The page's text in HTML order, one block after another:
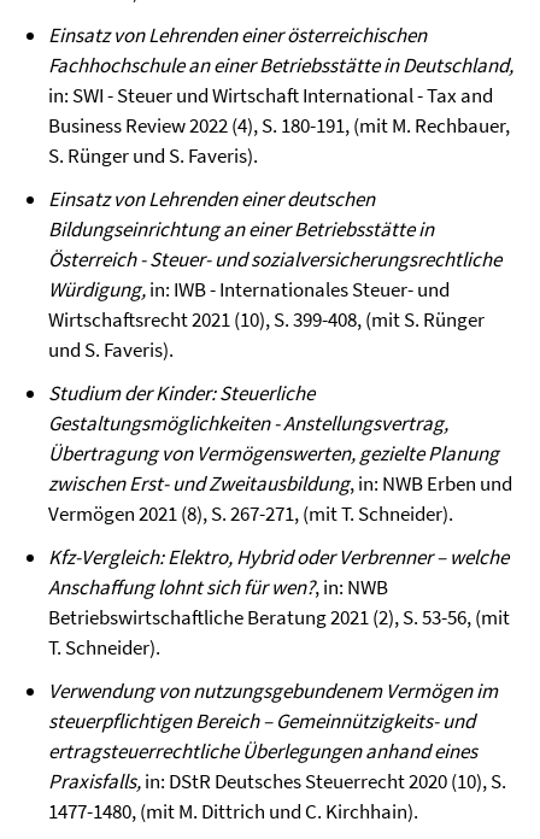
Einsatz von Lehrenden einer österreichischen
Fachhochschule an einer Betriebsstätte in Deutschland,
in: SWI - Steuer und Wirtschaft International - Tax and
Business Review 2022 (4), S. 180-191, (mit M. Rechbauer,
S. Rünger und S. Faveris).
Einsatz von Lehrenden einer deutschen
Bildungseinrichtung an einer Betriebsstätte in
Österreich - Steuer- und sozialversicherungsrechtliche
Würdigung,in: IWB - Internationales Steuer- und
Wirtschaftsrecht 2021 (10), S. 399-408, (mit S. Rünger
und S. Faveris).
Studium der Kinder: Steuerliche
Gestaltungsmöglichkeiten - Anstellungsvertrag,
Übertragung von Vermögenswerten, gezielte Planung
zwischen Erst- und Zweitausbildung, in: NWB Erben und
Vermögen 2021 (8), S. 267-271, (mit T. Schneider).
Kfz-Vergleich: Elektro, Hybrid oder Verbrenner – welche
Anschaffung lohnt sich für wen?, in: NWB
Betriebswirtschaftliche Beratung 2021 (2), S. 53-56, (mit
T. Schneider).
Verwendung von nutzungsgebundenem Vermögen im
steuerpflichtigen Bereich – Gemeinnützigkeits- und
ertragsteuerrechtliche Überlegungen anhand eines
Praxisfalls,in: DStR Deutsches Steuerrecht 2020 (10), S.
1477-1480, (mit M. Dittrich und C. Kirchhain).